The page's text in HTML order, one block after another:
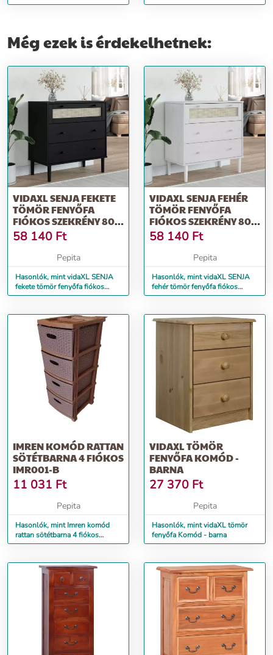
dohányzóasztal 100x55x33 cm
cipőszekrény 59,5x35x107 cm
Még ezek is érdekelhetnek:
VIDAXL SENJA FEKETE
TÖMÖR FENYŐFA
FIÓKOS SZEKRÉNY 80 X
40 X 80 CM
58 140 Ft
Pepita
Hasonlók, mint vidaXL SENJA
fekete tömör fenyőfa fiókos
szekrény 80 x 40 x 80 cm
VIDAXL SENJA FEHÉR
TÖMÖR FENYŐFA
FIÓKOS SZEKRÉNY 80 X
40 X 80 CM
58 140 Ft
Pepita
Hasonlók, mint vidaXL SENJA
fehér tömör fenyőfa fiókos
szekrény 80 x 40 x 80 cm
IMREN KOMÓD RATTAN
SÖTÉTBARNA 4 FIÓKOS
IMR001-B
11 031 Ft
Pepita
Hasonlók, mint Imren komód
rattan sötétbarna 4 fiókos
IMR001-B
VIDAXL TÖMÖR
FENYŐFA KOMÓD -
BARNA
27 370 Ft
Pepita
Hasonlók, mint vidaXL tömör
fenyőfa Komód - barna